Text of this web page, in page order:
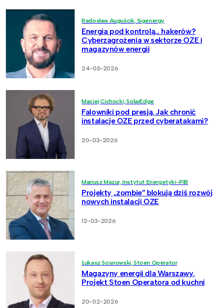
Radosław Auguścik, Sigenergy
Energia pod kontrolą… hakerów?
Cyberzagrożenia w sektorze OZE i
magazynów energii
24-03-2026
Maciej Cichocki, SolarEdge
Falowniki pod presją. Jak chronić
instalacje OZE przed cyberatakami?
20-03-2026
Mariusz Mazur, Instytut Energetyki-PIB
Projekty „zombie” blokują dziś rozwój
nowych instalacji OZE
12-03-2026
Łukasz Sosnowski, Stoen Operator
Magazyny energii dla Warszawy.
Projekt Stoen Operatora od kuchni
20-02-2026